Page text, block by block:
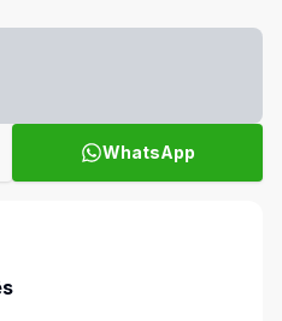
WhatsApp